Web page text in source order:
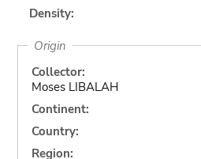
Density:
Origin
Collector:
Moses LIBALAH
Continent:
Country:
Region: